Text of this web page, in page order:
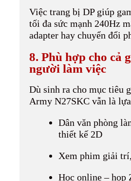
Việc trang bị DP giúp
tối đa sức mạnh 240Hz
adapter hay chuyển đổi
8. Phù hợp cho cả
người làm việc
Dù sinh ra cho mục tiêu
Army N27SKC vẫn là
Dân văn phòng
thiết kế 2D
Xem phim giải
Học online – họp